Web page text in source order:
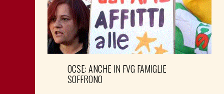
OCSE: ANCHE IN FVG FAMIGLIE
SOFFRONO